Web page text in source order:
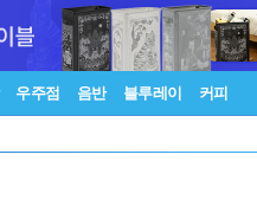
우주점 음반 블루레이 커피